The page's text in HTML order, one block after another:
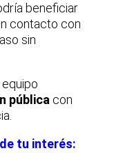
beneficiar
contacto con
sin
pública con
tu interés: